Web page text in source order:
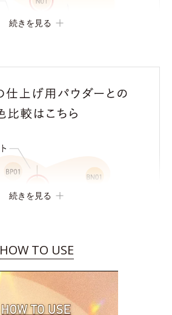
続きを見る
続きを見る
HOW TO USE